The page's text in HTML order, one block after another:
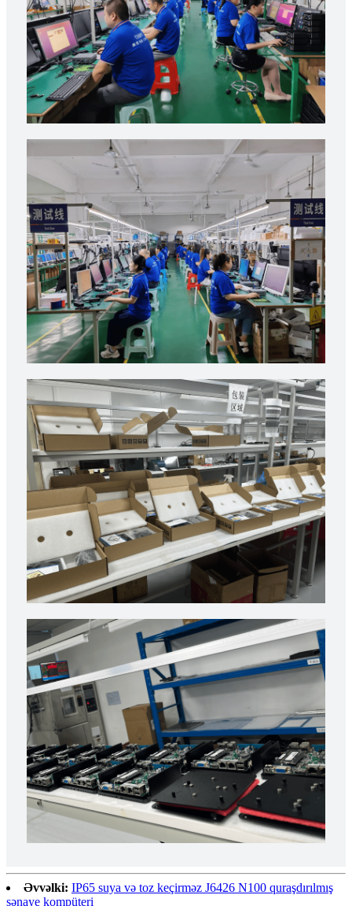
Əvvəlki: IP65 suya və toz keçirməz J6426 N100 quraşdırılmış
sənaye kompüteri